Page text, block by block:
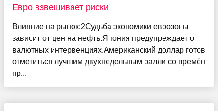
Евро взвешивает риски
Влияние на рынок:2Судьба экономики еврозоны
зависит от цен на нефть.Япония предупреждает о
валютных интервенциях.Американский доллар готов
отметиться лучшим двухнедельным ралли со времён
пр...